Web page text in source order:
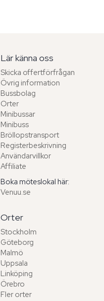
Lär känna oss
Skicka offertförfrågan
Övrig information
Bussbolag
Orter
Minibussar
Minibuss
Bröllopstransport
Registerbeskrivning
Användarvillkor
Affiliate
Boka möteslokal här:
Venuu.se
Orter
Stockholm
Göteborg
Malmö
Uppsala
Linköping
Örebro
Fler orter